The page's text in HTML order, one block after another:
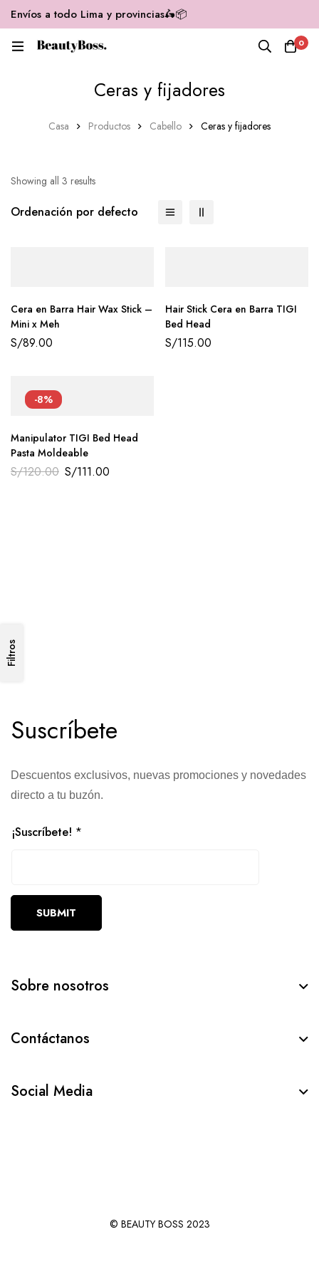
Envíos a todo Lima y provincias🛵📦
0
Ceras y fijadores
Casa Productos Cabello Ceras y fijadores
Filtros
Showing all 3 results
Ordenación por defecto
Cera en Barra Hair Wax Stick –
Mini x Meh
S/89.00
Hair Stick Cera en Barra TIGI
Bed Head
S/115.00
-8%
Manipulator TIGI Bed Head
Pasta Moldeable
S/120.00 S/111.00
Suscríbete
Descuentos exclusivos, nuevas promociones y novedades
directo a tu buzón.
¡Suscríbete! *
SUBMIT
Sobre nosotros
Contáctanos
Social Media
© BEAUTY BOSS 2023